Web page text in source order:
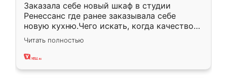
Заказала себе новый шкаф в студии
Ренессанс где ранее заказывала себе
новую кухню.Чего искать, когда качеством
вполне довольна. Служит кухня уже почти
два года, нареканий нет.
Читать полностью